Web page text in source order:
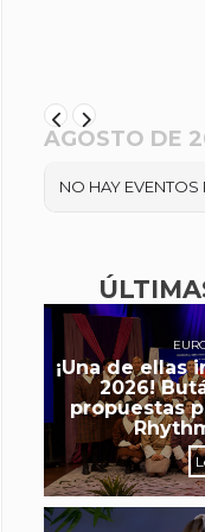
AGOSTO DE
NO HAY
¡Una de ellas
2026!
propuestas